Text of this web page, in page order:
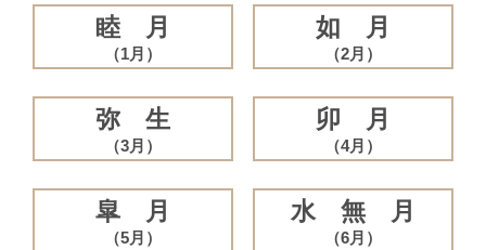
睦 月
（1月）
如 月
（2月）
弥 生
（3月）
卯 月
（4月）
皐 月
（5月）
水 無 月
（6月）